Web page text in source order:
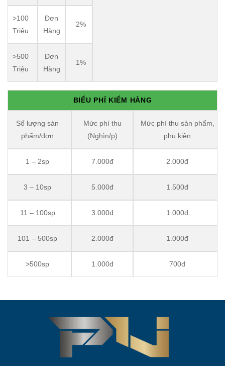
>100
Triệu
Đơn
Hàng
2%
>500
Triệu
Đơn
Hàng
1%
BIỂU PHÍ KIỂM HÀNG
Số lượng sản
phẩm/đơn
Mức phí thu
(Nghìn/p)
Mức phí thu sản phẩm,
phụ kiện
1 – 2sp 7.000đ 2.000đ
3 – 10sp 5.000đ 1.500đ
11 – 100sp 3.000đ 1.000đ
101 – 500sp 2.000đ 1.000đ
>500sp 1.000đ 700đ